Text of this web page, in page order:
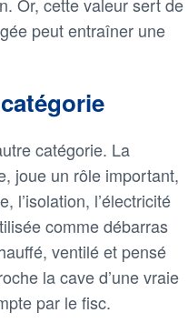
Or, cette valeur sert de
peut entraîner une
catégorie. La
joue un rôle important,
l’isolation, l’électricité
comme débarras
ventilé et pensé
la cave d’une vraie
par le fisc.